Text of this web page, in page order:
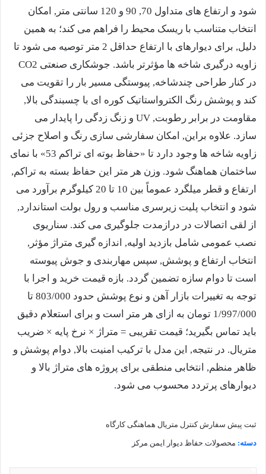
شود و ارتفاع های متداول 70, 90 و 120 سانتی متر, امکان
انتخاب متناسب با ریسک محیط را فراهم می کند؛ به همین
دلیل, برای دیوارهای با ارتفاع حداقل 2 متر توصیه می شود تا
زاویه درگیری شاخه ها مؤثرتر باشد. جوشکاری صنعتی CO2
در کنار طراحی چندشاخه, پیوستگی مسیر بار را تقویت می
کند و پوشش رنگ الکترواستاتیک کوره ای با چسبندگی بالا,
مقاومت در برابر رطوبت, UV و زنگ زدگی را پایدار می
سازد. علاوه براین, امکان سفارشی سازی رنگ و اصلاح جزئی
زاویه شاخه ها وجود دارد تا «حفاظ بوته ای تراکم 53» با نمای
ساختمان هماهنگ شود. وزن هر متر این حفاظ بسته به تراکم,
ارتفاع و قطر میلگرد عموماً بین 10 تا 20 کیلوگرم برآورد می
شود و انتخاب پلیت زیرسری مناسب و رول بولت استاندارد,
از لقی اتصالات در درازمدت جلوگیری می کند. سناریوی
نصب عمومی شامل بازدید اولیه, اندازه گیری متراژ مؤثر,
انتخاب ارتفاع و پوشش, سپس مهاربندی و جوش پیوسته
است تا دوام سازه تضمین گردد. بازه قیمت خرید و اجرا با
توجه به تغییرات بازار آهن و نوع پوشش حدود 803/000 تا
1/997/000 تومان به ازای هر متر است و برای استعلام دقیق
باید تماس بگیرید؛ قیمت تقریبی = متراژ × نرخ پایه × ضریب
متریال. در نتیجه, این مدل با ترکیب امنیت بالا, دوام پوشش و
ظاهر منظم, انتخابی منطقی برای پروژه های متراژ بالا و
دیوارهای پرتردد محسوب می شود.
ثبت پیش سفارش کنترل متریال هماهنگی کارگاه
دسته: محصولات حفاظ دیوار ایمن مرکز